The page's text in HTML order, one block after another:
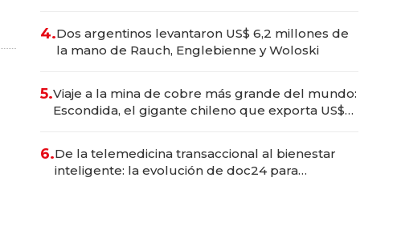
4.Dos argentinos levantaron US$ 6,2 millones de
la mano de Rauch, Englebienne y Woloski
5.Viaje a la mina de cobre más grande del mundo:
Escondida, el gigante chileno que exporta US$
6.De la telemedicina transaccional al bienestar
inteligente: la evolución de doc24 para